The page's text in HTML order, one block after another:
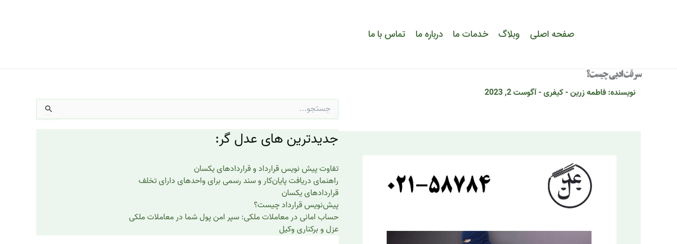
صفحه اصلی وبلاگ خدمات ما درباره ما تماس با ما
سرقت ادبی چیست؟
نویسنده:فاطمه زرین-کیفری-آگوست 2, 2023
جستجو
برای:
جدیدترین های عدل گر:
تفاوت پیش نویس قرارداد و قراردادهای یکسان
راهنمای دریافت پایان‌کار و سند رسمی برای واحدهای دارای تخلف
قراردادهای یکسان
پیش‌نویس قرارداد چیست؟
حساب امانی در معاملات ملکی: سپر امن پول شما در معاملات ملکی
عزل و برکناری وکیل